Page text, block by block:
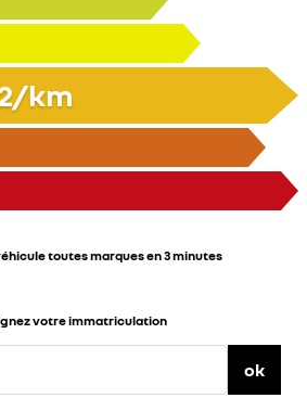
km
toutes marques en 3 minutes
votre immatriculation
ok